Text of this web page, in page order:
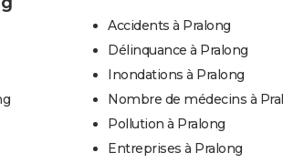
Accidents à Pralong
Délinquance à Pralong
Inondations à Pralong
Nombre de médecins à
Pollution à Pralong
Entreprises à Pralong